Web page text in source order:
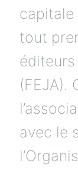
capitale
tout
éditeurs
(FEJA).
avec le